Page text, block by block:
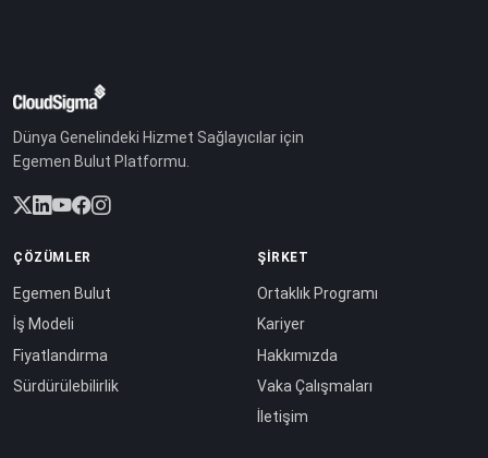
Dünya Genelindeki Hizmet Sağlayıcılar için
Egemen Bulut Platformu.
ÇÖZÜMLER
Egemen Bulut
İş Modeli
Fiyatlandırma
Sürdürülebilirlik
ŞIRKET
Ortaklık Programı
Kariyer
Hakkımızda
Vaka Çalışmaları
İletişim